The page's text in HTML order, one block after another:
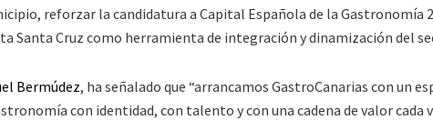
reforzar la candidatura a Capital Española de la Gastronomía
Santa Cruz como herramienta de integración y dinamización del
Bermúdez, ha señalado que “arrancamos GastroCanarias con un
con identidad, con talento y con una cadena de valor cada